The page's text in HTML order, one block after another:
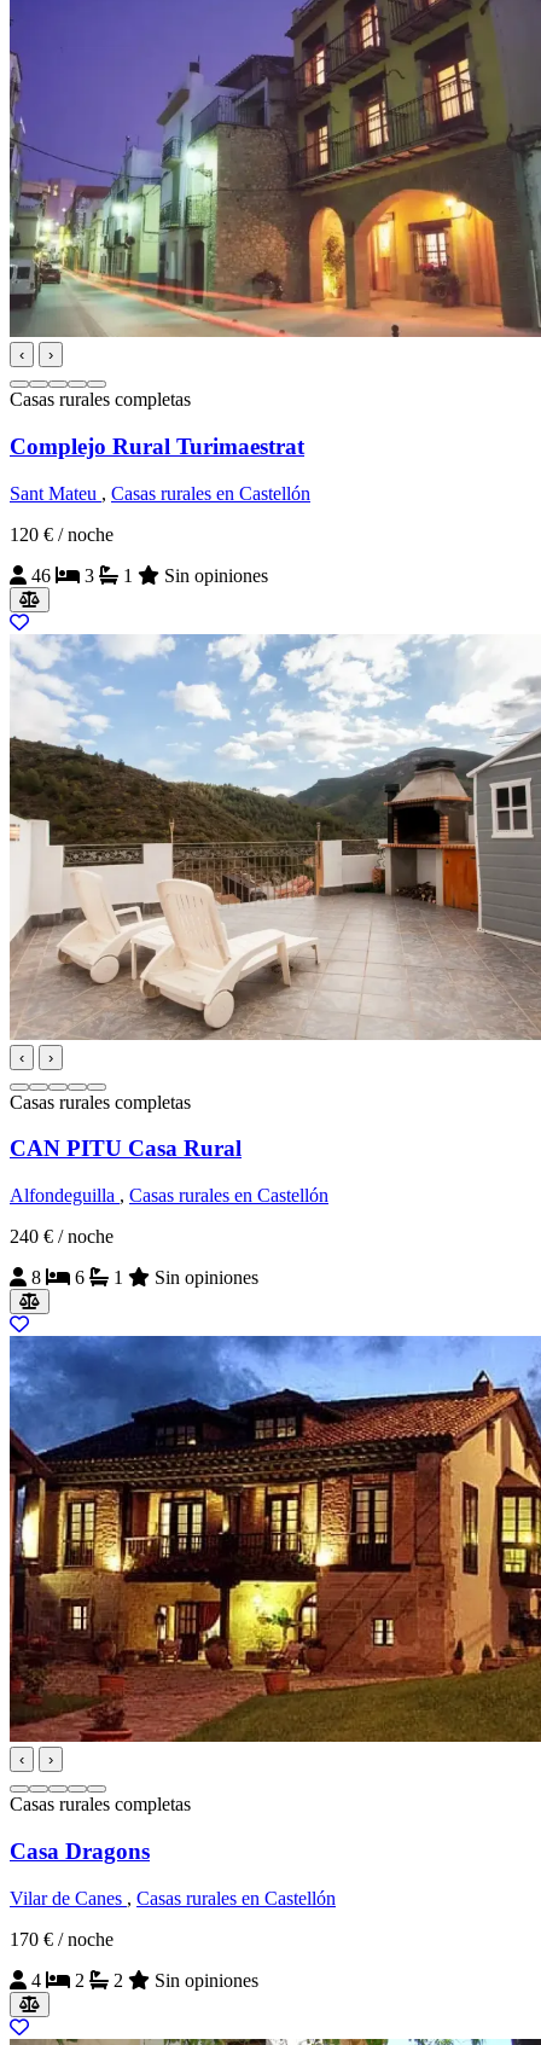
‹ ›
Casas rurales completas
Complejo Rural Turimaestrat
Sant Mateu , Casas rurales en Castellón
120 € / noche
46
3 1 Sin opiniones
‹ ›
Casas rurales completas
CAN PITU Casa Rural
Alfondeguilla , Casas rurales en Castellón
240 € / noche
8
6 1 Sin opiniones
‹ ›
Casas rurales completas
Casa Dragons
Vilar de Canes , Casas rurales en Castellón
170 € / noche
4
2 2 Sin opiniones